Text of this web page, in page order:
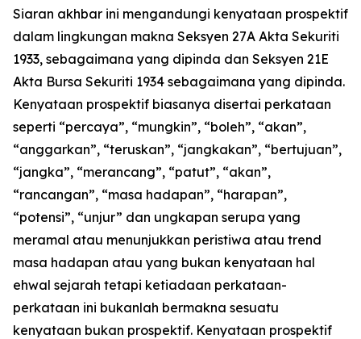
Siaran akhbar ini mengandungi kenyataan prospektif
dalam lingkungan makna Seksyen 27A Akta Sekuriti
1933, sebagaimana yang dipinda dan Seksyen 21E
Akta Bursa Sekuriti 1934 sebagaimana yang dipinda.
Kenyataan prospektif biasanya disertai perkataan
seperti “percaya”, “mungkin”, “boleh”, “akan”,
“anggarkan”, “teruskan”, “jangkakan”, “bertujuan”,
“jangka”, “merancang”, “patut”, “akan”,
“rancangan”, “masa hadapan”, “harapan”,
“potensi”, “unjur” dan ungkapan serupa yang
meramal atau menunjukkan peristiwa atau trend
masa hadapan atau yang bukan kenyataan hal
ehwal sejarah tetapi ketiadaan perkataan-
perkataan ini bukanlah bermakna sesuatu
kenyataan bukan prospektif. Kenyataan prospektif